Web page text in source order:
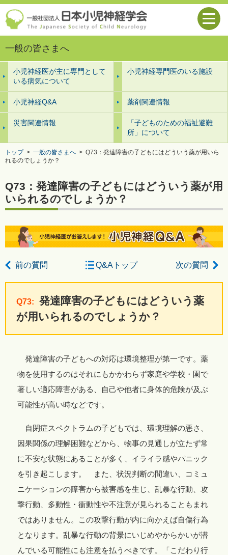
一般の皆さまへ
小児神経医が主に専門として
いる病気について
小児神経専門医のいる施設
小児神経Q&A 薬剤関連情報
災害関連情報
「子どものための福祉避難
所」について
トップ> 一般の皆さまへ > Q73：発達障害の子どもにはどういう薬が用いら
れるのでしょうか？
Q73：発達障害の子どもにはどういう薬が用
いられるのでしょうか？
前の質問 Q&Aトップ 次の質問
Q73:
発達障害の子どもにはどういう薬
が用いられるのでしょうか？
発達障害の子どもへの対応は環境整理が第一です。薬
物を使用するのはそれにもかかわらず家庭や学校・園で
著しい適応障害がある、自己や他者に身体的危険が及ぶ
可能性が高い時などです。
自閉症スペクトラムの子どもでは、環境理解の悪さ、
因果関係の理解困難などから、物事の見通しが立たず常
に不安な状態にあることが多く、イライラ感やパニック
を引き起こします。 また、状況判断の間違い、コミュ
ニケーションの障害から被害感を生じ、乱暴な行動、攻
撃行動、多動性・衝動性や不注意が見られることもまれ
ではありません。この攻撃行動が内に向かえば自傷行為
となります。乱暴な行動の背景にいじめやからかいが潜
んでいる可能性にも注意を払うべきです。「こだわり行